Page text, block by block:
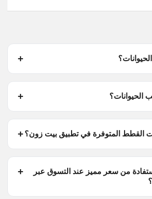
الحيوانات؟
القطط المتوفرة في تطبيق بيت زون؟
من سعر مميز عند التسوق عبر